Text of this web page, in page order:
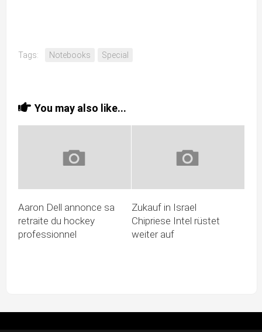
Tags: Notebooks Special
You may also like...
Aaron Dell annonce sa
retraite du hockey
professionnel
Zukauf in Israel
Chipriese Intel rüstet
weiter auf